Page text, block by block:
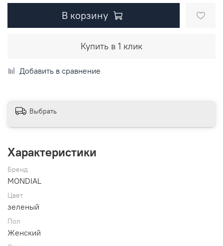
В корзину
Купить в 1 клик
Добавить в сравнение
Выбрать
Характеристики
Бренд
MONDIAL
Цвет
зеленый
Пол
Женский